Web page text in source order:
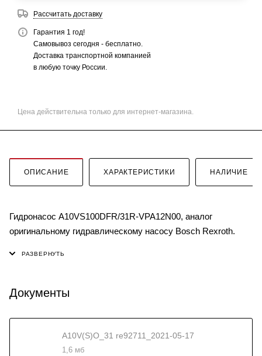
Рассчитать доставку
Гарантия 1 год!
Самовывоз сегодня - бесплатно.
Доставка транспортной компанией
в любую точку России.
Цена действительна только для интернет-магазина.
ОПИСАНИЕ ХАРАКТЕРИСТИКИ НАЛИЧИЕ
Гидронасос A10VS100DFR/31R-VPA12N00, аналог
оригинальному гидравлическому насосу Bosch Rexroth.
Документы
A10V(S)O_31 re92711_2021-05-17
1,6 мб